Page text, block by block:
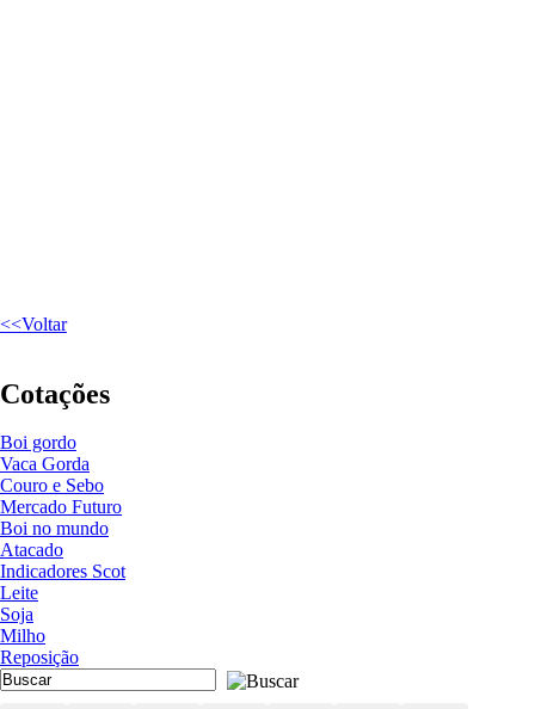
<<Voltar
Cotações
Boi gordo
Vaca Gorda
Couro e Sebo
Mercado Futuro
Boi no mundo
Atacado
Indicadores Scot
Leite
Soja
Milho
Reposição